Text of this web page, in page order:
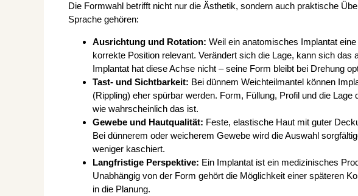
Die Formwahl betrifft nicht nur die Ästhetik, sondern auch praktische
Sprache gehören:
Ausrichtung und Rotation: Weil ein anatomisches Implantat
korrekte Position relevant. Verändert sich die Lage, kann sich das
Implantat hat diese Achse nicht – seine Form bleibt bei Drehung
Tast- und Sichtbarkeit: Bei dünnem Weichteilmantel können
(Rippling) eher spürbar werden. Form, Füllung, Profil und die
wie wahrscheinlich das ist.
Gewebe und Hautqualität: Feste, elastische Haut mit guter
Bei dünnerem oder weicherem Gewebe wird die Auswahl
weniger kaschiert.
Langfristige Perspektive: Ein Implantat ist ein medizinisches
Unabhängig von der Form gehört die Möglichkeit einer späteren
in die Planung.